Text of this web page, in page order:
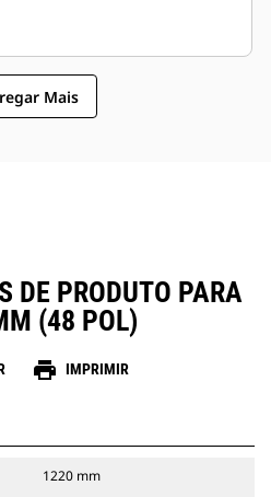
Mais
DE PRODUTO PARA
(48 POL)
print IMPRIMIR
1220 mm